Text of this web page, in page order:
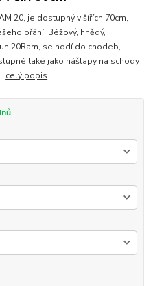
20, je dostupný v šířích 70cm,
přání. Béžový, hnědý,
20Ram, se hodí do chodeb,
také jako nášlapy na schody
celý popis